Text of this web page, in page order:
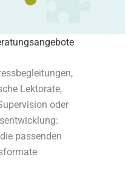
Lektorate,
oder
passenden